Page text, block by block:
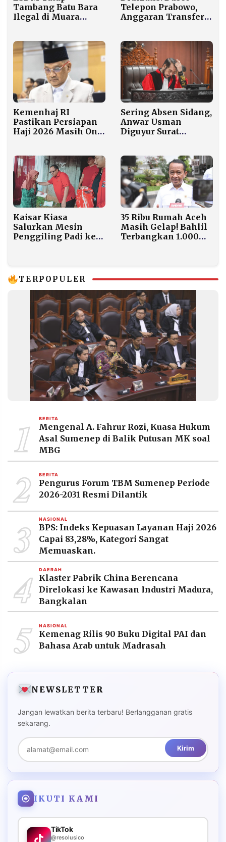
Tambang Batu Bara
Ilegal di Muara
Diamankan
Telepon Prabowo,
Anggaran Transfer
Dipotong
Kemenhaj RI
Pastikan Persiapan
Haji 2026 Masih On
Timur Tengah
Sering Absen Sidang,
Anwar Usman
Diguyur Surat
Kaisar Kiasa
Salurkan Mesin
Penggiling Padi ke
35 Ribu Rumah Aceh
Masih Gelap! Bahlil
Terbangkan 1.000
TERPOPULER
1 BERITA
Mengenal A. Fahrur Rozi, Kuasa Hukum
Asal Sumenep di Balik Putusan MK soal
MBG
2 BERITA
Pengurus Forum TBM Sumenep Periode
2026-2031 Resmi Dilantik
3 NASIONAL
BPS: Indeks Kepuasan Layanan Haji 2026
Capai 83,28%, Kategori Sangat
Memuaskan.
4 DAERAH
Klaster Pabrik China Berencana
Direlokasi ke Kawasan Industri Madura,
Bangkalan
5 NASIONAL
Kemenag Rilis 90 Buku Digital PAI dan
Bahasa Arab untuk Madrasah
NEWSLETTER
Jangan lewatkan berita terbaru! Berlangganan gratis
sekarang.
Kirim
IKUTI KAMI
TikTok
@resolusico